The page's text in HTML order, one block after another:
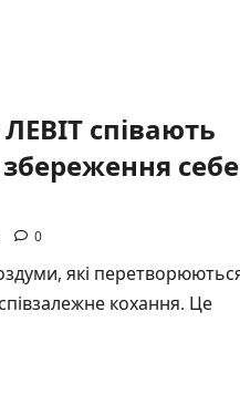
ЛЕВІТ співають
себе
0
які
кохання. Це